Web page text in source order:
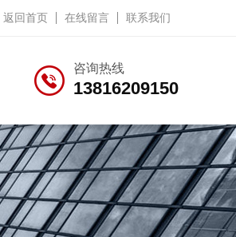
返回首页 在线留言 联系我们
咨询热线
13816209150